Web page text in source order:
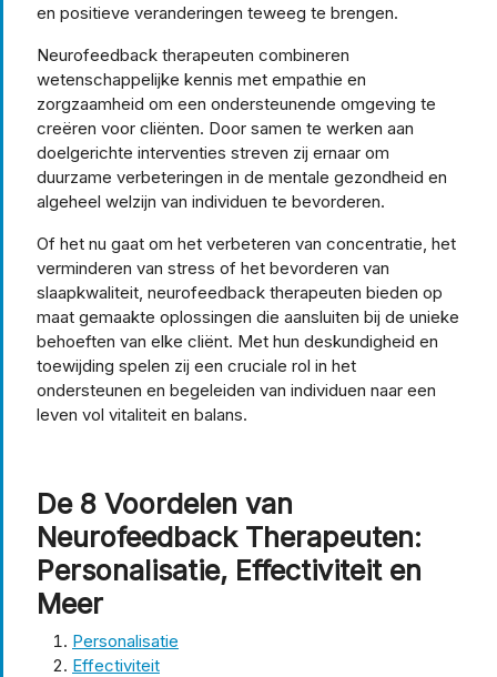
en positieve veranderingen teweeg te brengen.
Neurofeedback therapeuten combineren
wetenschappelijke kennis met empathie en
zorgzaamheid om een ondersteunende omgeving te
creëren voor cliënten. Door samen te werken aan
doelgerichte interventies streven zij ernaar om
duurzame verbeteringen in de mentale gezondheid en
algeheel welzijn van individuen te bevorderen.
Of het nu gaat om het verbeteren van concentratie, het
verminderen van stress of het bevorderen van
slaapkwaliteit, neurofeedback therapeuten bieden op
maat gemaakte oplossingen die aansluiten bij de unieke
behoeften van elke cliënt. Met hun deskundigheid en
toewijding spelen zij een cruciale rol in het
ondersteunen en begeleiden van individuen naar een
leven vol vitaliteit en balans.
De 8 Voordelen van
Neurofeedback Therapeuten:
Personalisatie, Effectiviteit en
Meer
Personalisatie
Effectiviteit